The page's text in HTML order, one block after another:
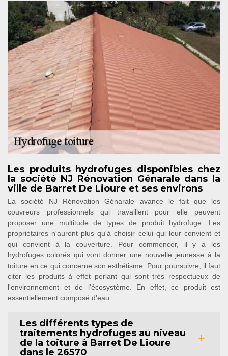
Les produits hydrofuges disponibles chez
la société NJ Rénovation Génarale dans la
ville de Barret De Lioure et ses environs
La société NJ Rénovation Génarale avance le fait que les
couvreurs professionnels qui travaillent pour elle peuvent
proposer une multitude de types de produit hydrofuge. Les
propriétaires n'auront plus qu'à choisir celui qui leur convient et
qui convient à la couverture. Pour commencer, il y a les
hydrofuges colorés qui vont donner une nouvelle jeunesse à la
toiture en ce qui concerne son esthétisme. Pour poursuivre, il faut
citer les produits à effet perlant qui sont très respectueux de
l'environnement et de l'écosystème. En effet, ce produit est
essentiellement composé d'eau.
Les différents types de
traitements hydrofuges au niveau
de la toiture à Barret De Lioure
dans le 26570